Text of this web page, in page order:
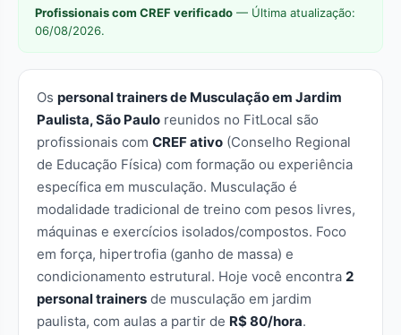
Profissionais com CREF verificado — Última atualização:
06/08/2026.
Os personal trainers de Musculação em Jardim
Paulista, São Paulo reunidos no FitLocal são
profissionais com CREF ativo (Conselho Regional
de Educação Física) com formação ou experiência
específica em musculação. Musculação é
modalidade tradicional de treino com pesos livres,
máquinas e exercícios isolados/compostos. Foco
em força, hipertrofia (ganho de massa) e
condicionamento estrutural. Hoje você encontra 2
personal trainers de musculação em jardim
paulista, com aulas a partir de R$ 80/hora.